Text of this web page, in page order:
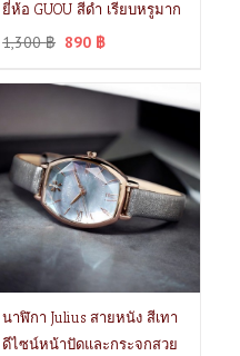
ยี่ห้อ GUOU สีดำ เรียบหรูมาก
1,300฿ 890 ฿
นาฬิกา Julius สายหนัง สีเทา
ดีไซน์หน้าปัดและกระจกสวย